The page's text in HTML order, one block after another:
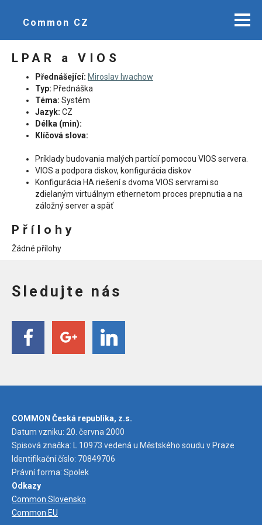
Common CZ
LPAR a VIOS
Přednášející: Miroslav Iwachow
Typ: Přednáška
Téma: Systém
Jazyk: CZ
Délka (min):
Klíčová slova:
Príklady budovania malých partícií pomocou VIOS servera.
VIOS a podpora diskov, konfigurácia diskov
Konfigurácia HA riešení s dvoma VIOS servrami so
zdielaným virtuálnym ethernetom proces prepnutia a na
záložný server a späť
Přílohy
Žádné přílohy
Sledujte nás
COMMON Česká republika, z.s.
Datum vzniku: 20. června 2000
Spisová značka: L 10973 vedená u Městského soudu v Praze
Identifikační číslo: 70849706
Právní forma: Spolek
Odkazy
Common Slovensko
Common EU